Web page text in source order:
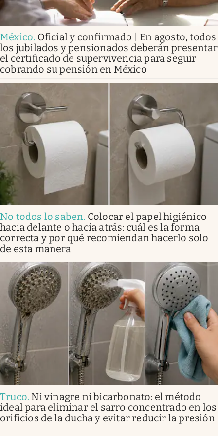
México. Oficial y confirmado | En agosto, todos
los jubilados y pensionados deberán presentar
el certificado de supervivencia para seguir
cobrando su pensión en México
No todos lo saben. Colocar el papel higiénico
hacia delante o hacia atrás: cuál es la forma
correcta y por qué recomiendan hacerlo solo
de esta manera
Truco. Ni vinagre ni bicarbonato: el método
ideal para eliminar el sarro concentrado en los
orificios de la ducha y evitar reducir la presión